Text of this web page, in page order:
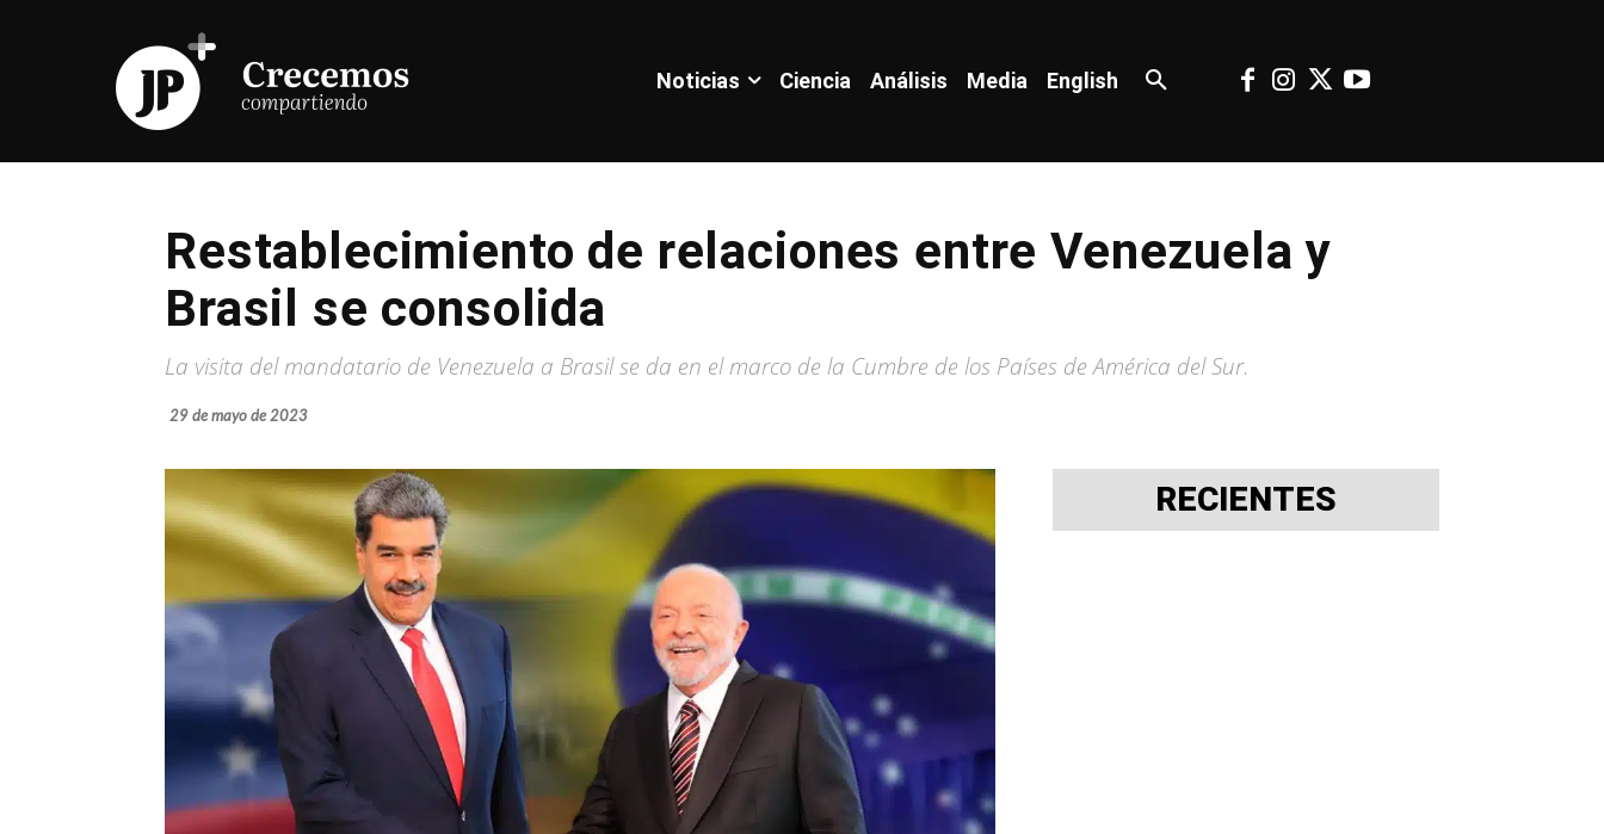
Noticias Ciencia Análisis Media English
Restablecimiento de relaciones entre Venezuela y
Brasil se consolida
La visita del mandatario de Venezuela a Brasil se da en el marco de la Cumbre de los Países de América del Sur.
29 de mayo de 2023
RECIENTES